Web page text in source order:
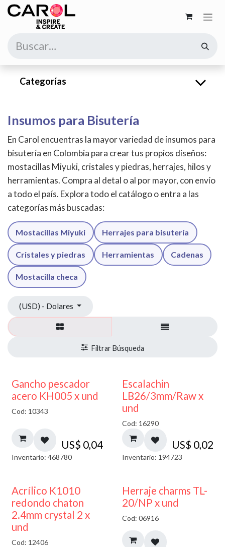
Ir al contenido
Categorías
Insumos para Bisutería
En Carol encuentras la mayor variedad de insumos para
bisutería en Colombia para crear tus propios diseños:
mostacillas Miyuki, cristales y piedras, herrajes, hilos y
herramientas. Compra al detal o al por mayor, con envío
a todo el país. Explora todo el catálogo o entra a las
categorías más buscadas:
Mostacillas Miyuki Herrajes para bisutería
Cristales y piedras Herramientas Cadenas
Mostacilla checa
(USD) - Dolares
Gancho pescador
acero KH005 x und
Cod: 10343
US$ 0,04
Inventario: 468780
Escalachin
LB26/3mm/Raw x
und
Cod: 16290
US$ 0,02
Inventario: 194723
50% DESCUENTO
Acrílico K1010
redondo chaton
2.4mm crystal 2 x
und
Cod: 12406
40% DESCUENTO
Herraje charms TL-
20/NP x und
Cod: 06916